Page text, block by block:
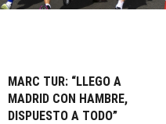
MARC TUR: “LLEGO A
MADRID CON HAMBRE,
DISPUESTO A TODO”